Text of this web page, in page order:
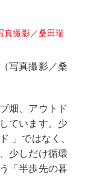
写真撮影／桑
畑、アウトド
ています。少
」ではなく、
少しだけ循環
「半歩先の暮